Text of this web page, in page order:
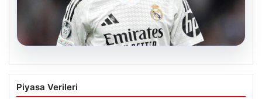
05.08.2026
Beşiktaş’ın sağ kanat arayışında
İspanya rotası: Real Madrid’den sürpriz
Piyasa Verileri